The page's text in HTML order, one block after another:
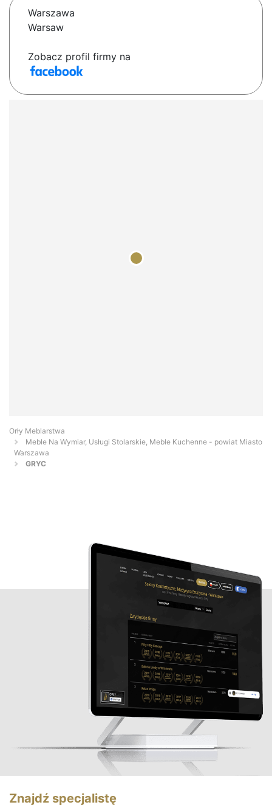
Warszawa
Warsaw
Zobacz profil firmy na
Orły Meblarstwa
Meble Na Wymiar, Usługi Stolarskie, Meble Kuchenne - powiat Miasto
Warszawa
GRYC
Znajdź specjalistę